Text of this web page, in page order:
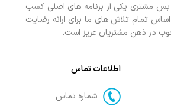
مشتری یکی از برنامه های اصلی کسب
تمام تلاش های ما برای ارائه رضایت
در ذهن مشتریان عزیز است.
اطلاعات تماس
شماره تماس